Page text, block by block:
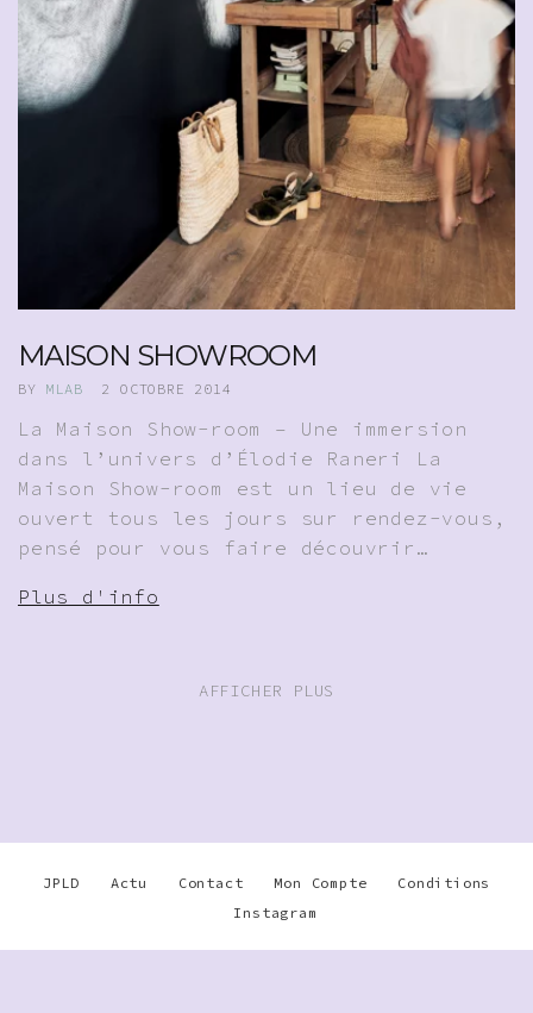
MAISON SHOWROOM
BY MLAB 2 OCTOBRE 2014
La Maison Show-room – Une immersion
dans l’univers d’Élodie Raneri La
Maison Show-room est un lieu de vie
ouvert tous les jours sur rendez-vous,
pensé pour vous faire découvrir…
Plus d'info
AFFICHER PLUS
JPLD Actu Contact Mon Compte
Conditions
Instagram